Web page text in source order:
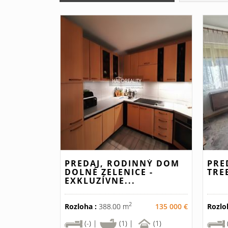
PREDAJ, RODINNÝ DOM
DOLNÉ ZELENICE -
EXKLUZÍVNE...
Rozloha : 388.00 m2
135 000 €
(-) |
(1) | (1)